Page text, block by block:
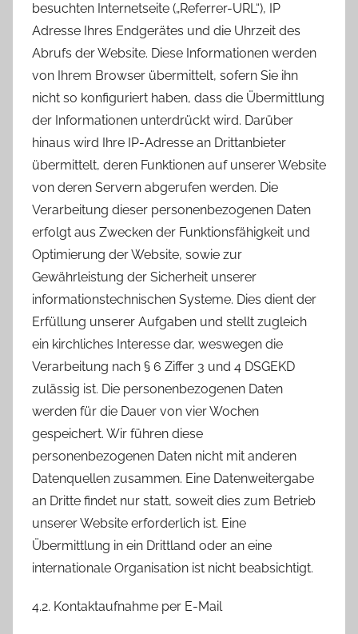
besuchten Internetseite („Referrer-URL“), IP
Adresse Ihres Endgerätes und die Uhrzeit des
Abrufs der Website. Diese Informationen werden
von Ihrem Browser übermittelt, sofern Sie ihn
nicht so konfiguriert haben, dass die Übermittlung
der Informationen unterdrückt wird. Darüber
hinaus wird Ihre IP-Adresse an Drittanbieter
übermittelt, deren Funktionen auf unserer Website
von deren Servern abgerufen werden. Die
Verarbeitung dieser personenbezogenen Daten
erfolgt aus Zwecken der Funktionsfähigkeit und
Optimierung der Website, sowie zur
Gewährleistung der Sicherheit unserer
informationstechnischen Systeme. Dies dient der
Erfüllung unserer Aufgaben und stellt zugleich
ein kirchliches Interesse dar, weswegen die
Verarbeitung nach § 6 Ziffer 3 und 4 DSGEKD
zulässig ist. Die personenbezogenen Daten
werden für die Dauer von vier Wochen
gespeichert. Wir führen diese
personenbezogenen Daten nicht mit anderen
Datenquellen zusammen. Eine Datenweitergabe
an Dritte findet nur statt, soweit dies zum Betrieb
unserer Website erforderlich ist. Eine
Übermittlung in ein Drittland oder an eine
internationale Organisation ist nicht beabsichtigt.
4.2. Kontaktaufnahme per E-Mail